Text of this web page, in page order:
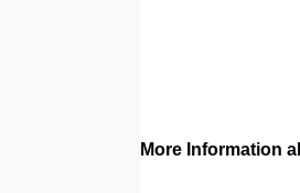
More Information